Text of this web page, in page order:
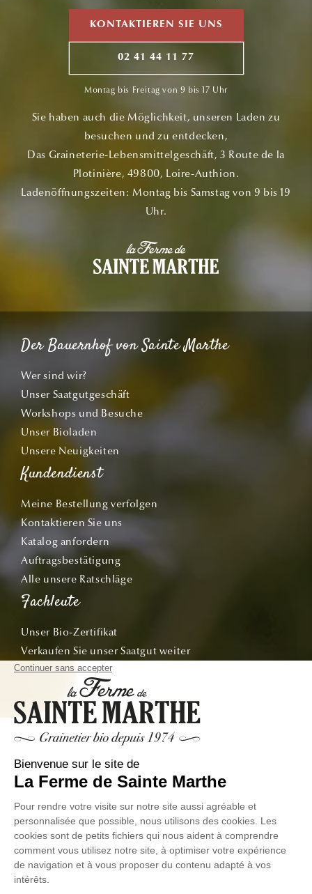
KONTAKTIEREN SIE UNS
02 41 44 11 77
Montag bis Freitag von 9 bis 17 Uhr
Sie haben auch die Möglichkeit, unseren Laden zu
besuchen und zu entdecken,
Das Graineterie-Lebensmittelgeschäft, 3 Route de la
Plotinière, 49800, Loire-Authion.
Ladenöffnungszeiten: Montag bis Samstag von 9 bis 19
Uhr.
Der Bauernhof von Sainte Marthe
Wer sind wir?
Unser Saatgutgeschäft
Workshops und Besuche
Unser Bioladen
Unsere Neuigkeiten
Kundendienst
Meine Bestellung verfolgen
Kontaktieren Sie uns
Katalog anfordern
Auftragsbestätigung
Alle unsere Ratschläge
Fachleute
Unser Bio-Zertifikat
Verkaufen Sie unser Saatgut weiter
Angebot für Schulen & Vereine
Personalisierte Taschen
Abonnieren
Verfolgen Sie unsere Abenteuer vom Samen bis zum
Teller!
E-Mail
© La Ferme de Sainte Marthe – Alle Rechte vorbehalten